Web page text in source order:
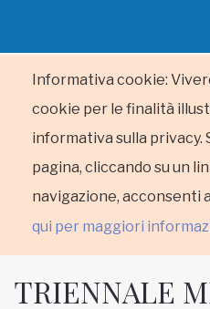
Informativa cookie:
cookie per le finalità
informativa sulla privacy.
pagina, cliccando su un
navigazione, acconsenti
qui per maggiori
TRIENNALE